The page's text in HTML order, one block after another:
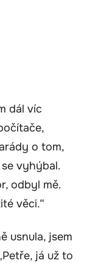
dál víc
o tom,
vyhýbal.
odbyl mě.
věci.“
usnula, jsem
já už to